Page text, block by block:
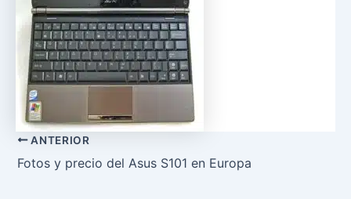
ANTERIOR
Fotos y precio del Asus S101 en Europa